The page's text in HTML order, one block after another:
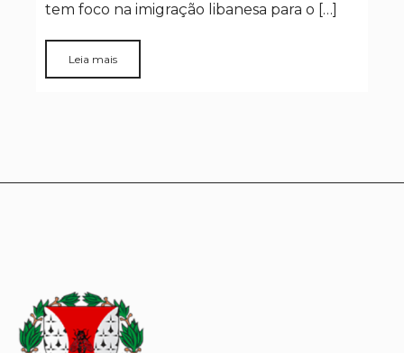
tem foco na imigração libanesa para o […]
Leia mais